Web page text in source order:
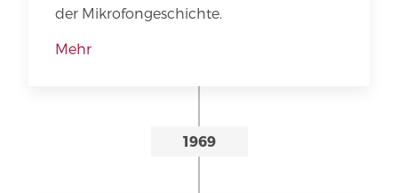
der Mikrofongeschichte.
Mehr
1969